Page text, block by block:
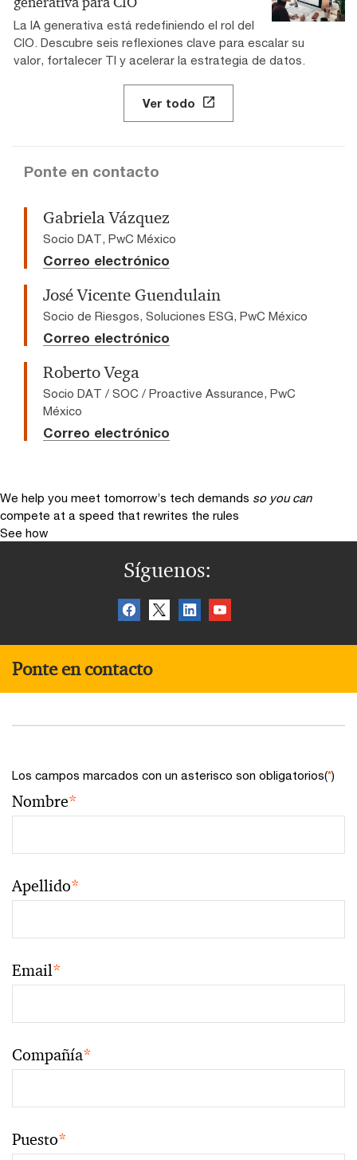
La IA generativa está redefiniendo el rol del
CIO. Descubre seis reflexiones clave para escalar su
valor, fortalecer TI y acelerar la estrategia de datos.
Ver todo
Ponte en contacto
Gabriela Vázquez
Socio DAT, PwC México
Correo electrónico
José Vicente Guendulain
Socio de Riesgos, Soluciones ESG, PwC México
Correo electrónico
Roberto Vega
Socio DAT / SOC / Proactive Assurance, PwC
México
Correo electrónico
We help you meet tomorrow’s tech demands so you can
compete at a speed that rewrites the rules
See how
Síguenos:
Ponte en contacto
Los campos marcados con un asterisco son obligatorios(*)
Nombre*
Apellido*
Email*
Compañía*
Puesto*